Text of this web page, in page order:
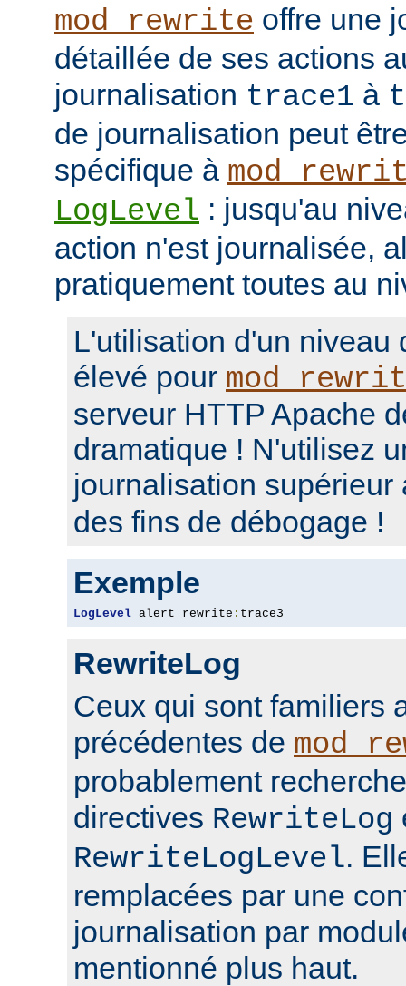
mod_rewrite offre une
détaillée de ses actions
journalisation trace1 à
de journalisation peut
spécifique à
LogLevel : jusqu'au
action n'est journalisée,
pratiquement toutes au
L'utilisation d'un niveau
élevé pour
serveur HTTP Apache
dramatique ! N'utilisez
journalisation
des fins de débogage !
Exemple
LogLevel alert rewrite : trace3
RewriteLog
Ceux qui sont familiers
précédentes de
probablement
directives RewriteLog
RewriteLogLevel.
remplacées par une
journalisation par
mentionné plus haut.